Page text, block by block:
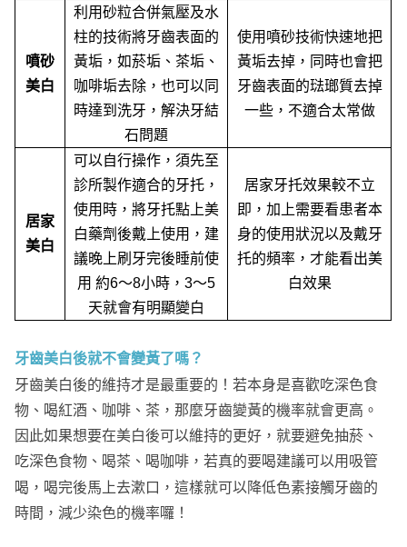
噴砂
美白
利用砂粒合併氣壓及水
柱的技術將牙齒表面的
黃垢，如菸垢、茶垢、
咖啡垢去除，也可以同
時達到洗牙，解決牙結
石問題
使用噴砂技術快速地把
黃垢去掉，同時也會把
牙齒表面的琺瑯質去掉
一些，不適合太常做
居家
美白
可以自行操作，須先至
診所製作適合的牙托，
使用時，將牙托點上美
白藥劑後戴上使用，建
議晚上刷牙完後睡前使
用 約6～8小時，3～5
天就會有明顯變白
居家牙托效果較不立
即，加上需要看患者本
身的使用狀況以及戴牙
托的頻率，才能看出美
白效果
牙齒美白後就不會變黃了嗎？
牙齒美白後的維持才是最重要的！若本身是喜歡吃深色食
物、喝紅酒、咖啡、茶，那麼牙齒變黃的機率就會更高。
因此如果想要在美白後可以維持的更好，就要避免抽菸、
吃深色食物、喝茶、喝咖啡，若真的要喝建議可以用吸管
喝，喝完後馬上去漱口，這樣就可以降低色素接觸牙齒的
時間，減少染色的機率囉！